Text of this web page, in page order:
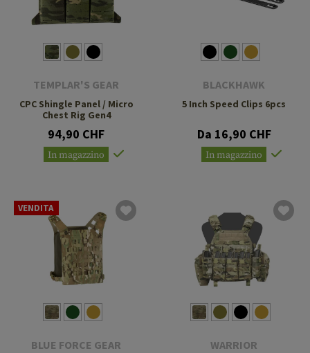
TEMPLAR'S GEAR
CPC Shingle Panel / Micro
Chest Rig Gen4
94,90 CHF
In magazzino
BLACKHAWK
5 Inch Speed Clips 6pcs
Da 16,90 CHF
In magazzino
VENDITA
BLUE FORCE GEAR WARRIOR